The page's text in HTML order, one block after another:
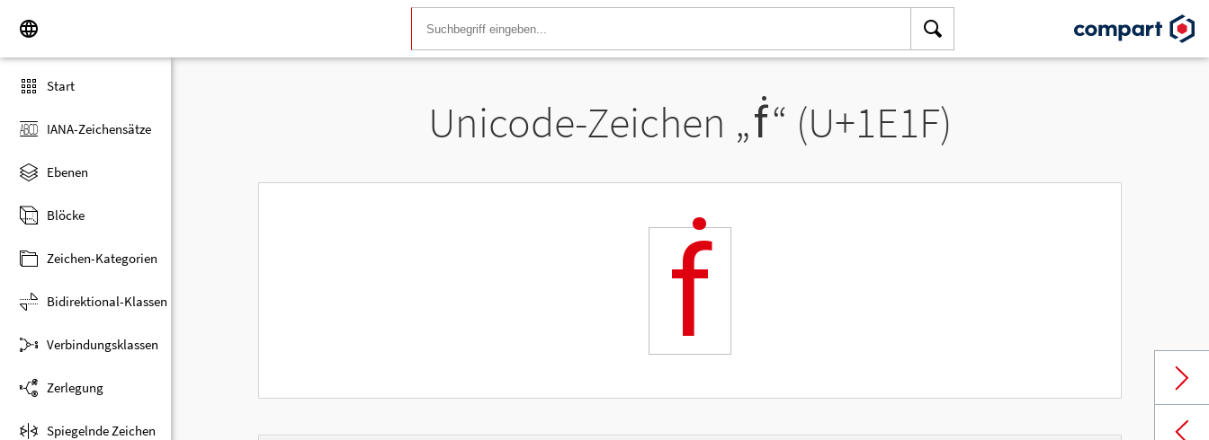
Start
IANA-Zeichensätze
Ebenen
Blöcke
Zeichen-Kategorien
Bidirektional-Klassen
Verbindungsklassen
Zerlegung
Spiegelnde Zeichen
Unicode-Zeichen „ḟ“ (U+1E1F)
ḟ